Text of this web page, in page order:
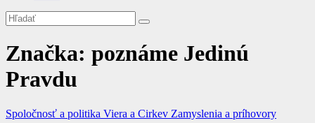
Značka: poznáme Jedinú
Pravdu
Spoločnosť a politika Viera a Cirkev Zamyslenia a príhovory